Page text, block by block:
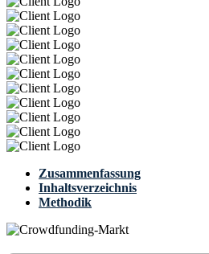
Zusammenfassung
Inhaltsverzeichnis
Methodik